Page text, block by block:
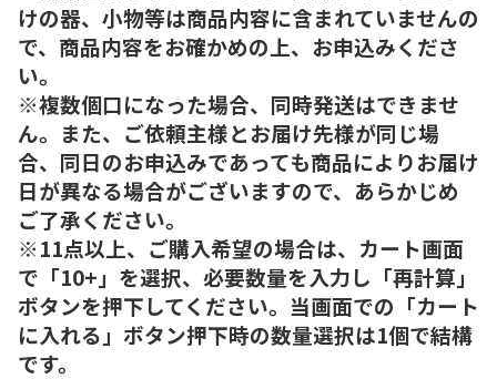
けの器、小物等は商品内容に含まれていませんの
で、商品内容をお確かめの上、お申込みくださ
い。
※複数個口になった場合、同時発送はできませ
ん。また、ご依頼主様とお届け先様が同じ場
合、同日のお申込みであっても商品によりお届け
日が異なる場合がございますので、あらかじめ
ご了承ください。
※11点以上、ご購入希望の場合は、カート画面
で「10+」を選択、必要数量を入力し「再計算」
ボタンを押下してください。当画面での「カート
に入れる」ボタン押下時の数量選択は1個で結構
です。